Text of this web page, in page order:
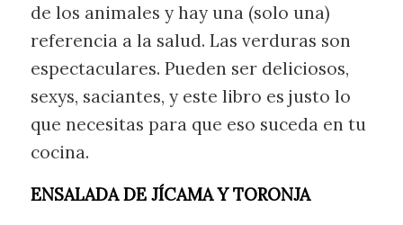
de los animales y hay una (solo una)
referencia a la salud. Las verduras son
espectaculares. Pueden ser deliciosos,
sexys, saciantes, y este libro es justo lo
que necesitas para que eso suceda en tu
cocina.
ENSALADA DE JÍCAMA Y TORONJA